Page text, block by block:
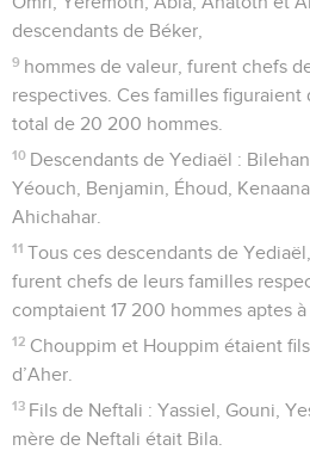
descendants de Béker,
9 hommes de valeur, furent chefs
respectives. Ces familles figuraient
total de 20 200 hommes.
10 Descendants de Yediaël :
Yéouch, Benjamin, Éhoud,
Ahichahar.
11 Tous ces descendants de
furent chefs de leurs familles
comptaient 17 200 hommes aptes à
12 Chouppim et Houppim étaient
d’Aher.
13 Fils de Neftali : Yassiel, Gouni,
mère de Neftali était Bila.